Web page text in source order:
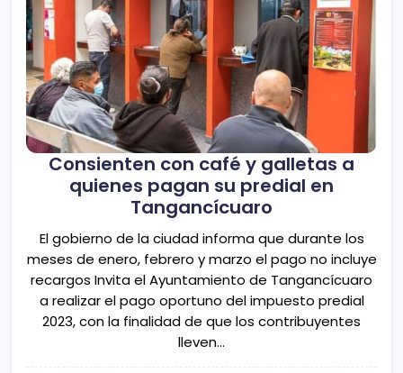
Consienten con café y galletas a
quienes pagan su predial en
Tangancícuaro
El gobierno de la ciudad informa que durante los
meses de enero, febrero y marzo el pago no incluye
recargos Invita el Ayuntamiento de Tangancícuaro
a realizar el pago oportuno del impuesto predial
2023, con la finalidad de que los contribuyentes
lleven…